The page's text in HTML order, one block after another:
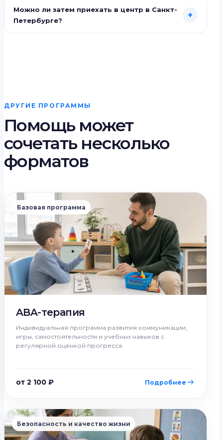
Можно ли затем приехать в центр в Санкт-
Петербурге?
+
ДРУГИЕ ПРОГРАММЫ
Помощь может
сочетать несколько
форматов
Базовая программа
ABA-терапия
Индивидуальная программа развития коммуникации,
игры, самостоятельности и учебных навыков с
регулярной оценкой прогресса.
от 2 100 ₽ Подробнее
Безопасность и качество жизни